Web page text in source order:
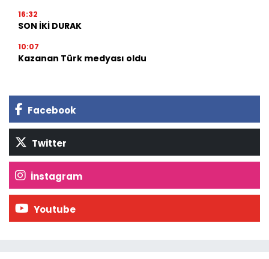
16:32
SON İKİ DURAK
10:07
Kazanan Türk medyası oldu
Facebook
Twitter
İnstagram
Youtube